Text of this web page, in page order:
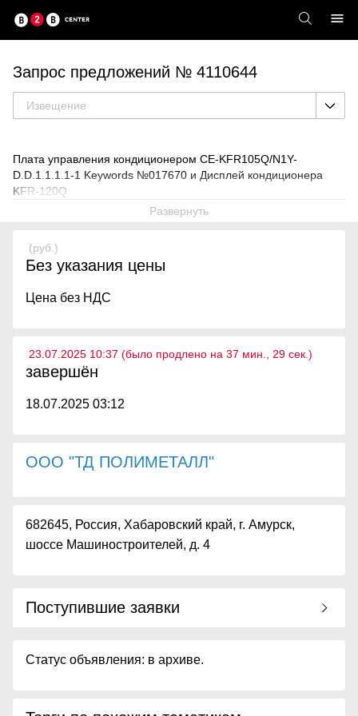
Запрос предложений № 4110644
Извещение
Плата управления кондиционером CE-KFR105Q/N1Y-
D.D.1.1.1.1-1 Keywords №017670 и Дисплей кондиционера
KFR-120Q
Развернуть
(руб.)
Без указания цены
Цена без НДС
23.07.2025 10:37 (было продлено на 37 мин., 29 cек.)
завершён
18.07.2025 03:12
ООО "ТД ПОЛИМЕТАЛЛ"
682645, Россия, Хабаровский край, г. Амурск,
шоссе Машиностроителей, д. 4
Поступившие заявки
Статус объявления: в архиве.